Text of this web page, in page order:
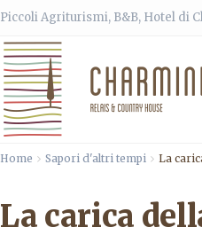
Piccoli Agriturismi, B&B, Hotel di
Home Sapori d'altri tempi La
La carica